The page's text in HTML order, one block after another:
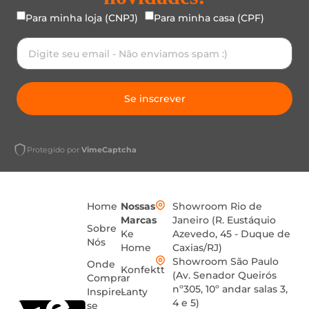
Para minha loja (CNPJ) Para minha casa (CPF)
Se inscrever
Protegido por VimeCaptcha
Home
Sobre
Nós
Onde
Comprar
Inspire-
se
Nossas
Marcas
Ke
Home
Konfektt
Lanty
Showroom Rio de
Janeiro (R. Eustáquio
Azevedo, 45 - Duque de
Caxias/RJ)
Showroom São Paulo
(Av. Senador Queirós
nº305, 10º andar salas 3,
4 e 5)